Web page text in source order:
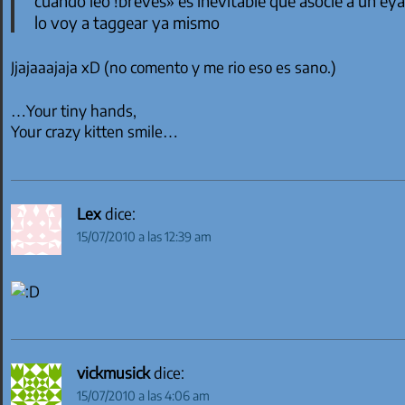
lo voy a taggear ya mismo
Jjajaaajaja xD (no comento y me rio eso es sano.)
…Your tiny hands,
Your crazy kitten smile…
Lexdice:
15/07/2010 a las 12:39 am
vickmusickdice:
15/07/2010 a las 4:06 am